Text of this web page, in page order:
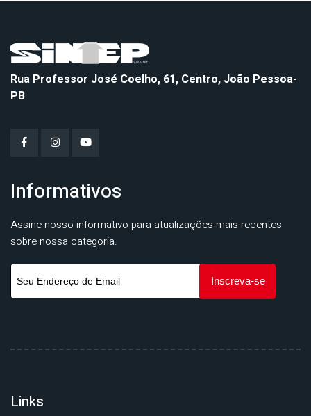
Rua Professor José Coelho, 61, Centro, João Pessoa-
PB
Informativos
Assine nosso informativo para atualizações mais recentes
sobre nossa categoria.
Links